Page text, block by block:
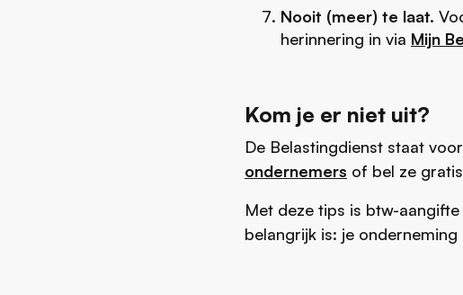
Nooit (meer) te laat.
herinnering in via Mijn
Kom je er niet uit?
De Belastingdienst staat
ondernemers of bel ze
Met deze tips is btw-
belangrijk is: je onderneming